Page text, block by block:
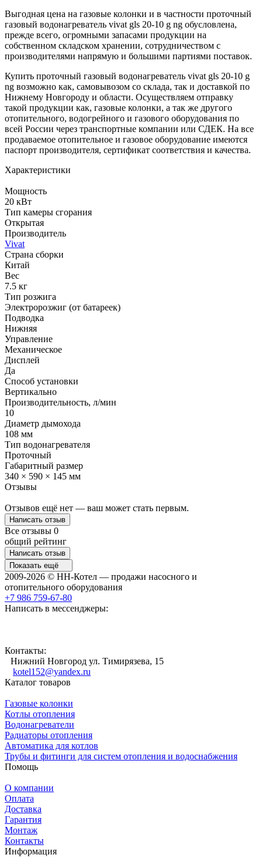
Выгодная цена на газовые колонки и в частности проточный
газовый водонагреватель vivat gls 20-10 g ng обусловлена,
прежде всего, огромными запасами продукции на
собственном складском хранении, сотрудничеством с
производителями напрямую и большими партиями поставок.
Купить проточный газовый водонагреватель vivat gls 20-10 g
ng возможно как, самовывозом со склада, так и доставкой по
Нижнему Новгороду и области. Осуществляем отправку
такой продукции как, газовые колонки, а так же другого
отопительного, водогрейного и газового оборудования по
всей России через транспортные компании или СДЕК. На все
продаваемое отопительное и газовое оборудование имеются
паспорт производителя, сертификат соответствия и качества.
Характеристики
Мощность
20 кВт
Тип камеры сгорания
Открытая
Производитель
Vivat
Страна сборки
Китай
Вес
7.5 кг
Тип розжига
Электророзжиг (от батареек)
Подводка
Нижняя
Управление
Механическое
Дисплей
Да
Способ установки
Вертикально
Производительность, л/мин
10
Диаметр дымохода
108 мм
Тип водонагревателя
Проточный
Габаритный размер
340 × 590 × 145 мм
Отзывы
Отзывов ещё нет — ваш может стать первым.
Написать отзыв
Все отзывы 0
общий рейтинг
Написать отзыв
Показать ещё
2009-2026 © НН-Котел — продажи насосного и
отопительного оборудования
+7 986 759-67-80
Написать в мессенджеры:
Контакты:
Нижний Новгород ул. Тимирязева, 15
kotel152@yandex.ru
Каталог товаров
Газовые колонки
Котлы отопления
Водонагреватели
Радиаторы отопления
Автоматика для котлов
Трубы и фитинги для систем отопления и водоснабжения
Помощь
О компании
Оплата
Доставка
Гарантия
Монтаж
Контакты
Информация